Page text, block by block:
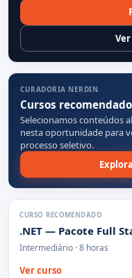
CURADORIA NERDIN
Cursos
Selecionamos conteúdos
nesta oportunidade para
processo seletivo.
CURSO RECOMENDADO
.NET — Pacote Full
Intermediário · 8 horas
Ver curso